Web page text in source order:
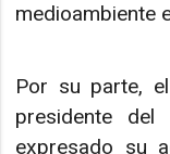
medioambiente
Por su parte,
presidente del
expresado su